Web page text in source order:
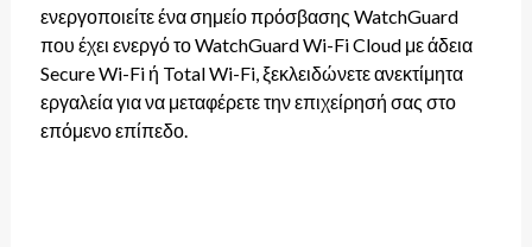
ενεργοποιείτε ένα σημείο πρόσβασης WatchGuard
που έχει ενεργό το WatchGuard Wi-Fi Cloud με άδεια
Secure Wi-Fi ή Total Wi-Fi, ξεκλειδώνετε ανεκτίμητα
εργαλεία για να μεταφέρετε την επιχείρησή σας στο
επόμενο επίπεδο.